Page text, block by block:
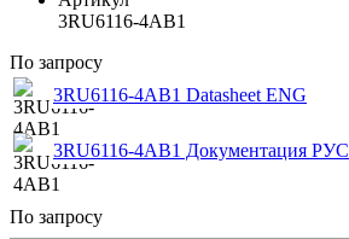
3RU6116-4AB1
По запросу
3RU6116-4AB1 Datasheet ENG
3RU6116-4AB1 Документация РУС
По запросу